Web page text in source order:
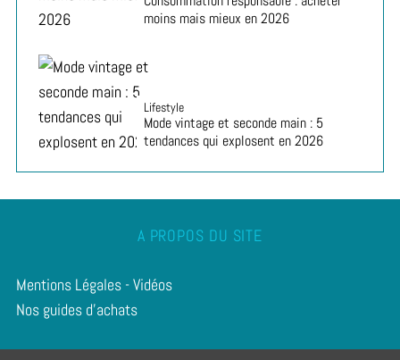
moins mais mieux en 2026
Lifestyle
Mode vintage et seconde main : 5
tendances qui explosent en 2026
A PROPOS DU SITE
Mentions Légales-Vidéos
Nos guides d'achats